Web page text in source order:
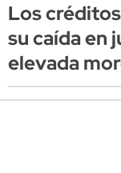
Los
su caída en
elevada